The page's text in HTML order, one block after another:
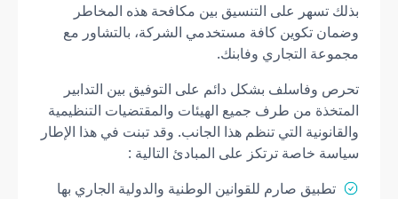
بذلك تسهر على التنسيق بين مكافحة هذه المخاطر
وضمان تكوين كافة مستخدمي الشركة، بالتشاور مع
مجموعة التجاري وفابنك.
تحرص وفاسلف بشكل دائم على التوفيق بين التدابير
المتخذة من طرف جميع الهيئات والمقتضيات التنظيمية
والقانونية التي تنظم هذا الجانب. وقد تبنت في هذا الإطار
سياسة خاصة ترتكز على المبادئ التالية :
تطبيق صارم للقوانين الوطنية والدولية الجاري بها